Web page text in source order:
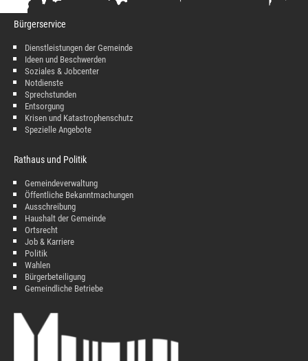
Bürgerservice
Dienstleistungen der Gemeinde
Ideen und Beschwerden
Soziales & Jobcenter
Notdienste
Sprechstunden
Entsorgung
Krisen und Katastrophenschutz
Spezielle Angebote
Rathaus und Politik
Gemeindeverwaltung
Öffentliche Bekanntmachungen
Ausschreibung
Haushalt der Gemeinde
Ortsrecht
Job & Karriere
Politik
Wahlen
Bürgerbeteiligung
Gemeindliche Betriebe